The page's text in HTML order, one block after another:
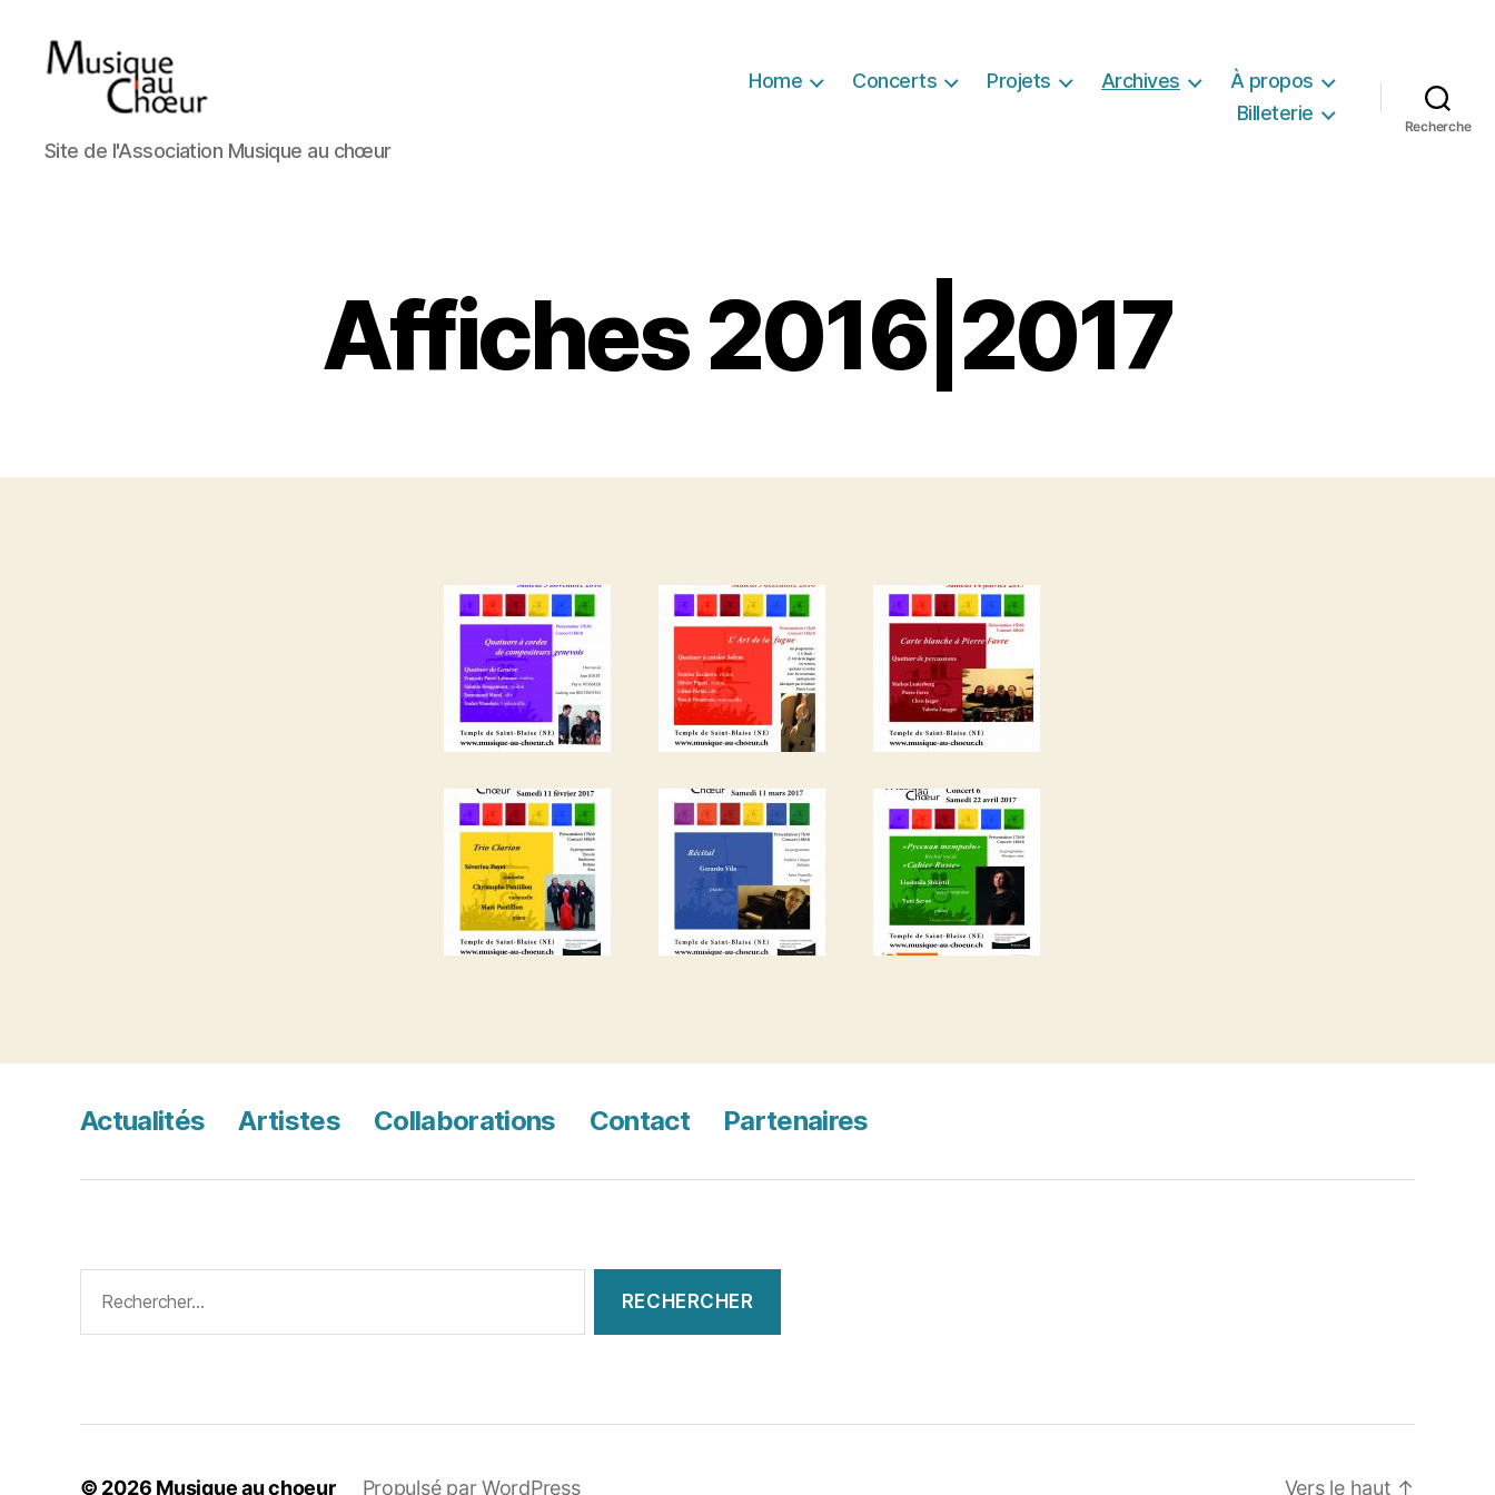
Musique
au
Site de l'Association Musique au chœur
Home Concerts Projets Archives
À propos
Billeterie
Recherche
Affiches 2016|2017
Actualités Artistes Collaborations Contact Partenaires
© 2026 Musique au choeur Propulsé par WordPress Vers le haut ↑